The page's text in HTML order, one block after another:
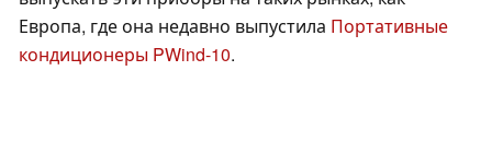
Европа, где она недавно выпустила Портативные
кондиционеры PWind-10.